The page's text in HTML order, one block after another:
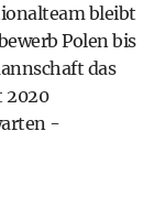
bleibt
Polen bis
das
2020
-